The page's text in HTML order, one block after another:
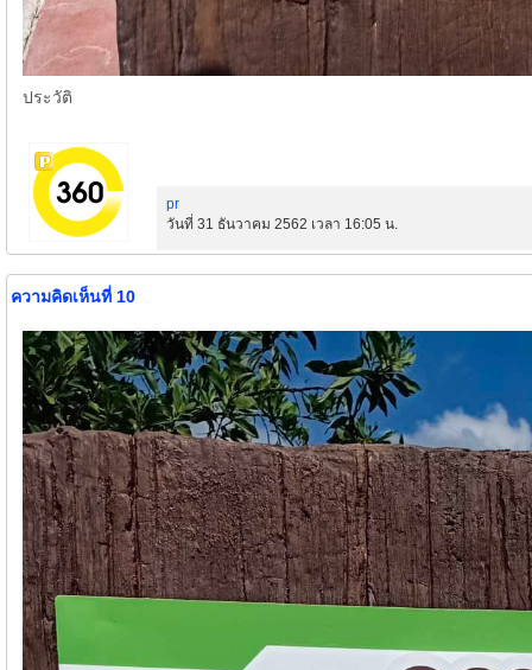
ประวัติ
pr
วันที่ 31 ธันวาคม 2562 เวลา 16:05 น.
ความคิดเห็นที่ 10